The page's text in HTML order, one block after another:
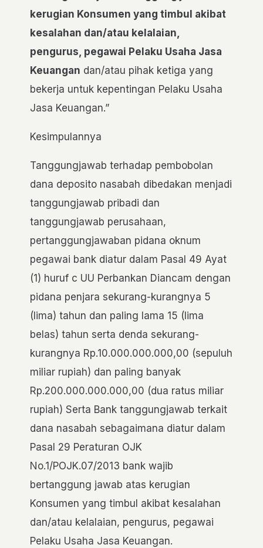
kerugian Konsumen yang timbul akibat
kesalahan dan/atau kelalaian,
pengurus, pegawai Pelaku Usaha Jasa
Keuangan dan/atau pihak ketiga yang
bekerja untuk kepentingan Pelaku Usaha
Jasa Keuangan.”
Kesimpulannya
Tanggungjawab terhadap pembobolan
dana deposito nasabah dibedakan menjadi
tanggungjawab pribadi dan
tanggungjawab perusahaan,
pertanggungjawaban pidana oknum
pegawai bank diatur dalam Pasal 49 Ayat
(1) huruf c UU Perbankan Diancam dengan
pidana penjara sekurang-kurangnya 5
(lima) tahun dan paling lama 15 (lima
belas) tahun serta denda sekurang-
kurangnya Rp.10.000.000.000,00 (sepuluh
miliar rupiah) dan paling banyak
Rp.200.000.000.000,00 (dua ratus miliar
rupiah) Serta Bank tanggungjawab terkait
dana nasabah sebagaimana diatur dalam
Pasal 29 Peraturan OJK
No.1/POJK.07/2013 bank wajib
bertanggung jawab atas kerugian
Konsumen yang timbul akibat kesalahan
dan/atau kelalaian, pengurus, pegawai
Pelaku Usaha Jasa Keuangan.